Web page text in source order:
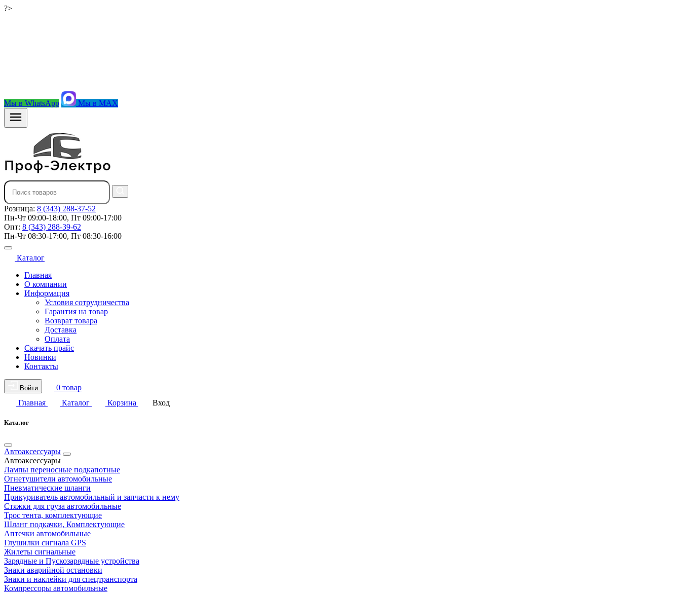
?>
Мы в WhatsApp Мы в MAX
Розница: 8 (343) 288-37-52
Пн-Чт 09:00-18:00, Пт 09:00-17:00
Опт: 8 (343) 288-39-62
Пн-Чт 08:30-17:00, Пт 08:30-16:00
Каталог
Главная
О компании
Информация
Условия сотрудничества
Гарантия на товар
Возврат товара
Доставка
Оплата
Скачать прайс
Новинки
Контакты
Войти
0 товар
Главная
Каталог Корзина Вход
Каталог
Автоаксессуары
Автоаксессуары
Лампы переносные подкапотные
Огнетушители автомобильные
Пневматические шланги
Прикуриватель автомобильный и запчасти к нему
Стяжки для груза автомобильные
Трос тента, комплектующие
Шланг подкачки, Комплектующие
Аптечки автомобильные
Глушилки сигнала GPS
Жилеты сигнальные
Зарядные и Пускозарядные устройства
Знаки аварийной остановки
Знаки и наклейки для спецтранспорта
Компрессоры автомобильные